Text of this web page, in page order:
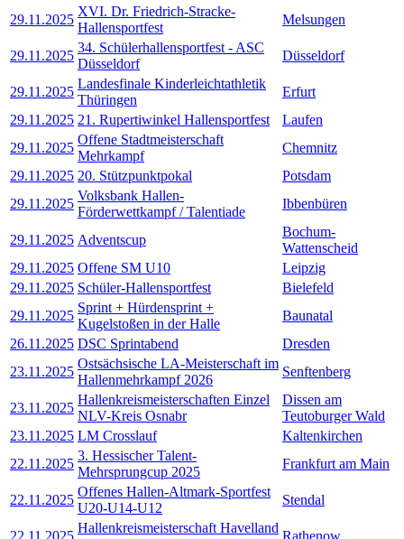
29.11.2025
XVI. Dr. Friedrich-Stracke-
Hallensportfest
Melsungen
29.11.2025
34. Schülerhallensportfest - ASC
Düsseldorf
Düsseldorf
29.11.2025
Landesfinale Kinderleichtathletik
Thüringen
Erfurt
29.11.2025 21. Rupertiwinkel Hallensportfest
Laufen
29.11.2025
Offene Stadtmeisterschaft
Mehrkampf
Chemnitz
29.11.2025 20. Stützpunktpokal
Potsdam
29.11.2025
Volksbank Hallen-
Förderwettkampf / Talentiade
Ibbenbüren
29.11.2025 Adventscup
Bochum-
Wattenscheid
29.11.2025 Offene SM U10
Leipzig
29.11.2025 Schüler-Hallensportfest
Bielefeld
29.11.2025
Sprint + Hürdensprint +
Kugelstoßen in der Halle
Baunatal
26.11.2025 DSC Sprintabend
Dresden
23.11.2025
Ostsächsische LA-Meisterschaft im
Hallenmehrkampf 2026
Senftenberg
23.11.2025
Hallenkreismeisterschaften Einzel
NLV-Kreis Osnabr
Dissen am
Teutoburger Wald
23.11.2025 LM Crosslauf
Kaltenkirchen
22.11.2025
3. Hessischer Talent-
Mehrsprungcup 2025
Frankfurt am Main
22.11.2025
Offenes Hallen-Altmark-Sportfest
U20-U14-U12
Stendal
22.11.2025
Hallenkreismeisterschaft Havelland
Rathenow